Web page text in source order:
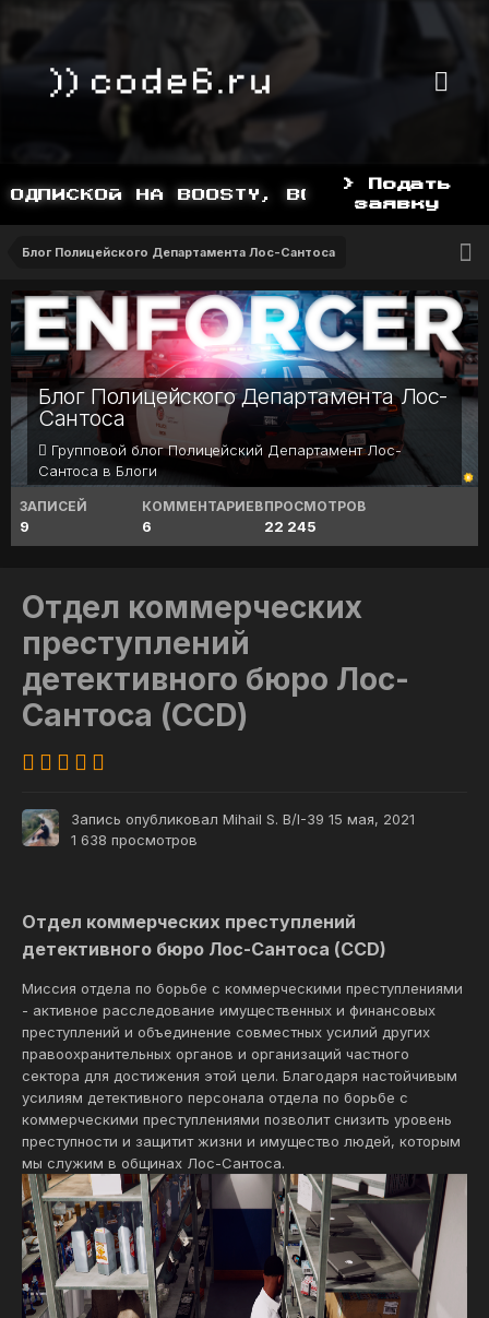
НА BOOSTY, BOOSTY.TO/YDDY
> Подать
заявку
Блог Полицейского Департамента Лос-Сантоса
Блог Полицейского Департамента Лос-
Сантоса
Групповой блог Полицейский Департамент Лос-
Сантоса в Блоги
ЗАПИСЕЙ
9
КОММЕНТАРИЕВ
6
ПРОСМОТРОВ
22 245
Отдел коммерческих
преступлений
детективного бюро Лос-
Сантоса (CCD)
Запись опубликовал Mihail S. B/I-39 15 мая, 2021
1 638 просмотров
Отдел коммерческих преступлений
детективного бюро Лос-Сантоса (CCD)
Миссия отдела по борьбе с коммерческими преступлениями
- активное расследование имущественных и финансовых
преступлений и объединение совместных усилий других
правоохранительных органов и организаций частного
сектора для достижения этой цели. Благодаря настойчивым
усилиям детективного персонала отдела по борьбе с
коммерческими преступлениями позволит снизить уровень
преступности и защитит жизни и имущество людей, которым
мы служим в общинах Лос-Сантоса.